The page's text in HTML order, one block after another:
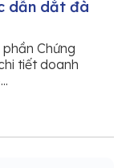
dẫn dắt đà
Chứng
tiết doanh